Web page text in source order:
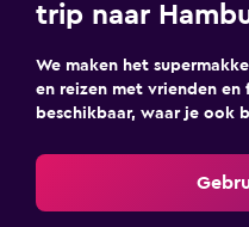
trip naar
We maken het
en reizen met vrienden en
beschikbaar, waar je ook